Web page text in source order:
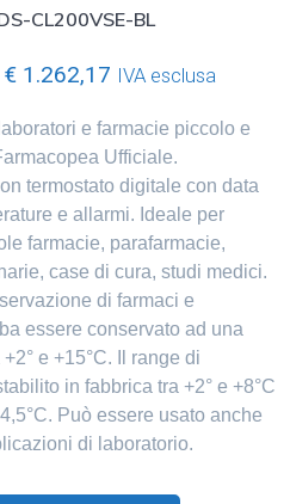
CL200VSE-BL
Il
originale
era:
€ 1.729,00.
€1.262,17Il
attuale
è:
€ 1.262,17.
IVA esclusa
e farmacie piccolo e
Ufficiale.
termostato digitale con data
e allarmi. Ideale per
farmacie, parafarmacie,
case di cura, studi medici.
di farmaci e
essere conservato ad una
e +15°C. Il range di
in fabbrica tra +2° e +8°C
Può essere usato anche
di laboratorio.